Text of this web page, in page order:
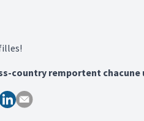
country remportent